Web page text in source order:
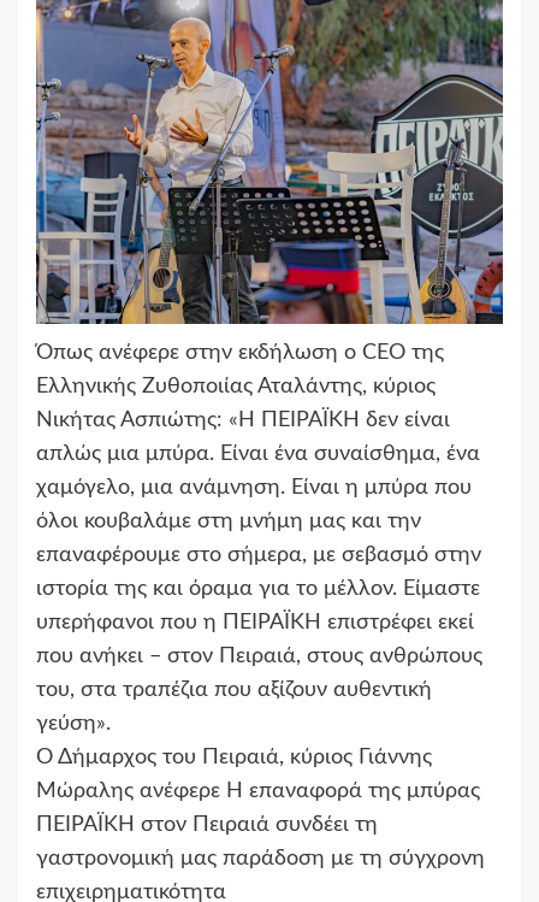
Όπως ανέφερε στην εκδήλωση ο CEO της
Ελληνικής Ζυθοποιίας Αταλάντης, κύριος
Νικήτας Ασπιώτης: «Η ΠΕΙΡΑΪΚΗ δεν είναι
απλώς μια μπύρα. Είναι ένα συναίσθημα, ένα
χαμόγελο, μια ανάμνηση. Είναι η μπύρα που
όλοι κουβαλάμε στη μνήμη μας και την
επαναφέρουμε στο σήμερα, με σεβασμό στην
ιστορία της και όραμα για το μέλλον. Είμαστε
υπερήφανοι που η ΠΕΙΡΑΪΚΗ επιστρέφει εκεί
που ανήκει – στον Πειραιά, στους ανθρώπους
του, στα τραπέζια που αξίζουν αυθεντική
γεύση».
Ο Δήμαρχος του Πειραιά, κύριος Γιάννης
Μώραλης ανέφερε Η επαναφορά της μπύρας
ΠΕΙΡΑΪΚΗ στον Πειραιά συνδέει τη
γαστρονομική μας παράδοση με τη σύγχρονη
επιχειρηματικότητα